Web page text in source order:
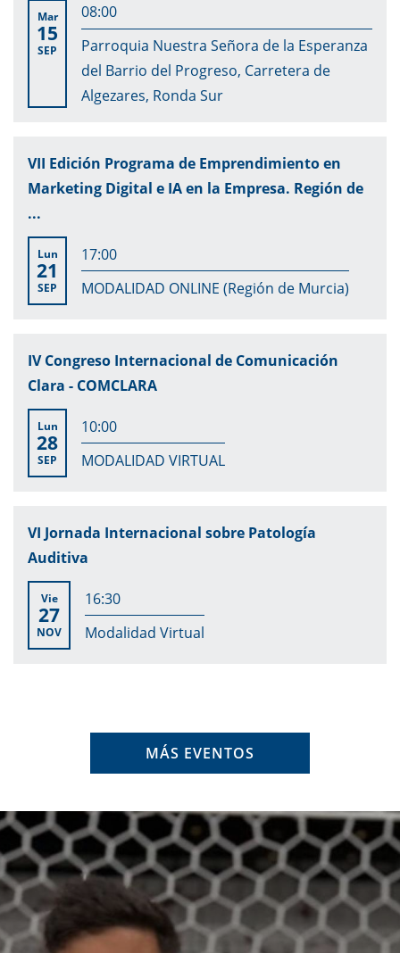
Mar
15
SEP
08:00
Parroquia Nuestra Señora de la Esperanza
del Barrio del Progreso, Carretera de
Algezares, Ronda Sur
VII Edición Programa de Emprendimiento en
Marketing Digital e IA en la Empresa. Región de
...
Lun
21
SEP
17:00
MODALIDAD ONLINE (Región de Murcia)
IV Congreso Internacional de Comunicación
Clara - COMCLARA
Lun
28
SEP
10:00
MODALIDAD VIRTUAL
VI Jornada Internacional sobre Patología
Auditiva
Vie
27
NOV
16:30
Modalidad Virtual
MÁS EVENTOS